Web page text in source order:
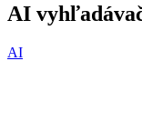
AI
AI